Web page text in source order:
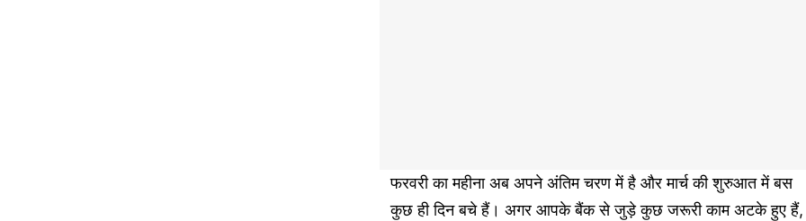
फरवरी का महीना अब अपने अंतिम चरण में है और मार्च की शुरुआत में बस
कुछ ही दिन बचे हैं। अगर आपके बैंक से जुड़े कुछ जरूरी काम अटके हुए हैं,